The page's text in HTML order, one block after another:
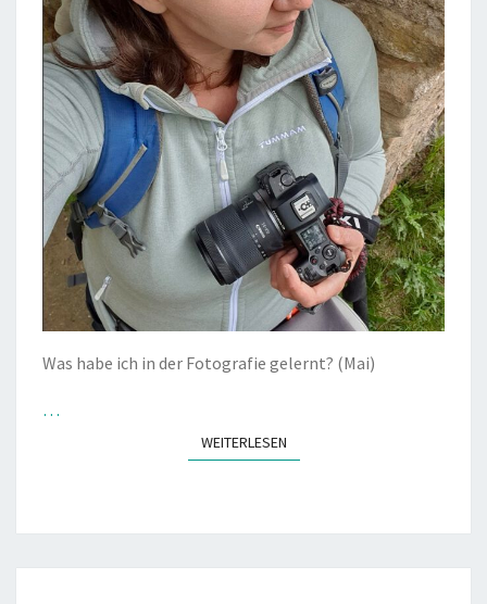
Was habe ich in der Fotografie gelernt? (Mai)
…
WEITERLESENWEITERLESEN